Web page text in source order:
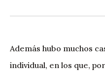
Además hubo muchos
individual, en los que,